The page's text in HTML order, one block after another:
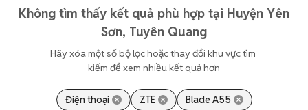
Không tìm thấy kết quả phù hợp tại Huyện Yên
Sơn, Tuyên Quang
Hãy xóa một số bộ lọc hoặc thay đổi khu vực tìm
kiếm để xem nhiều kết quả hơn
Điện thoại ZTE Blade A55